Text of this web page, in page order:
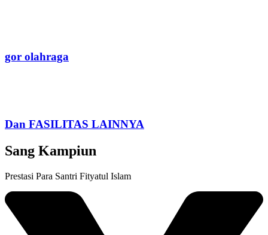
gor olahraga
Dan FASILITAS LAINNYA
Sang Kampiun
Prestasi Para Santri Fityatul Islam